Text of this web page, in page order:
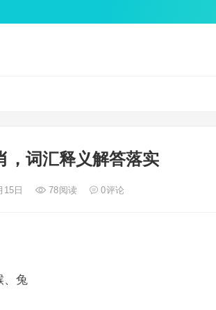
，词汇释义解答落实
15日 78阅读 0评论
、兔